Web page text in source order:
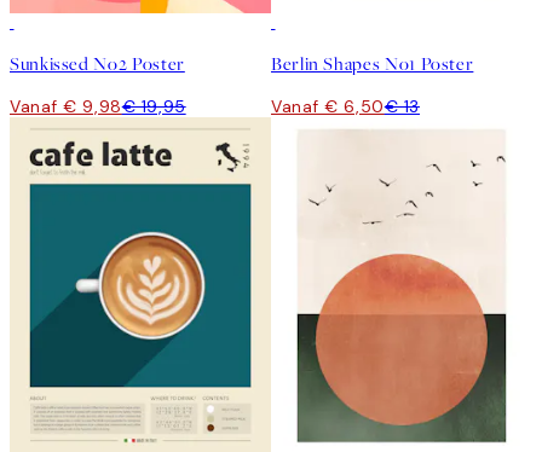
Sunkissed No2 Poster
Vanaf € 9,98€ 19,95
Berlin Shapes No1 Poster
Vanaf € 6,50€ 13